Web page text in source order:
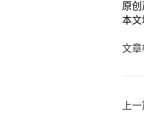
原
本文
文章
上一